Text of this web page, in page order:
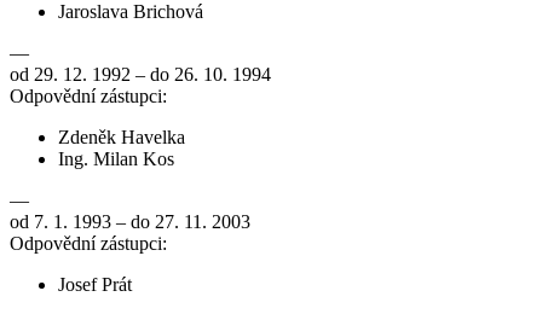
Jaroslava Brichová
—
od 29. 12. 1992 – do 26. 10. 1994
Odpovědní zástupci:
Zdeněk Havelka
Ing. Milan Kos
—
od 7. 1. 1993 – do 27. 11. 2003
Odpovědní zástupci:
Josef Prát